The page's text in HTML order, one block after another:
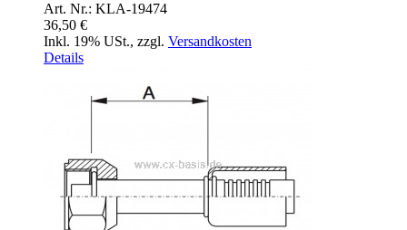
Art. Nr.: KLA-19474
36,50 €
Inkl. 19% USt., zzgl. Versandkosten
Details